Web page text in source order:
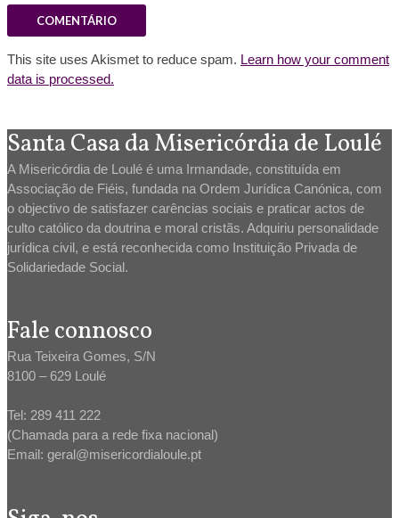
This site uses Akismet to reduce spam. Learn how your comment
data is processed.
Santa Casa da Misericórdia de Loulé
A Misericórdia de Loulé é uma Irmandade, constituída em
Associação de Fiéis, fundada na Ordem Jurídica Canónica, com
o objectivo de satisfazer carências sociais e praticar actos de
culto católico da doutrina e moral cristãs. Adquiriu personalidade
jurídica civil, e está reconhecida como Instituição Privada de
Solidariedade Social.
Fale connosco
Rua Teixeira Gomes, S/N
8100 – 629 Loulé
Tel: 289 411 222
(Chamada para a rede fixa nacional)
Email: geral@misericordialoule.pt